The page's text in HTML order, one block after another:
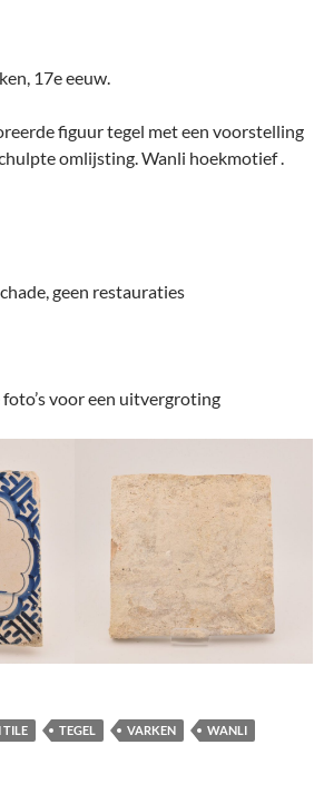
17e eeuw.
figuur tegel met een voorstelling
omlijsting. Wanli hoekmotief .
geen restauraties
voor een uitvergroting
TILE TEGEL VARKEN WANLI